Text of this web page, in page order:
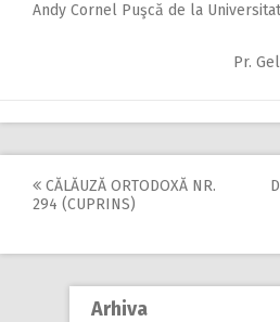
Andy Cornel Puşcă de la
Pr.
Post
navigation
CĂLĂUZĂ ORTODOXĂ NR.
294 (CUPRINS)
Arhiva